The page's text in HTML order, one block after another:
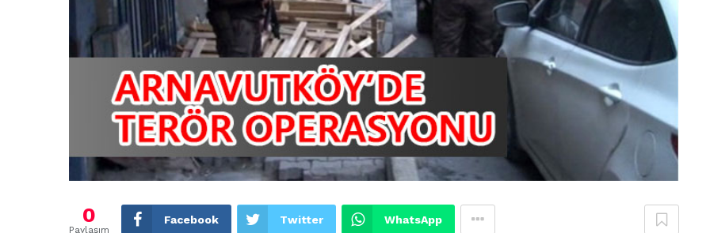
0
Paylaşım
Facebook Twitter WhatsApp